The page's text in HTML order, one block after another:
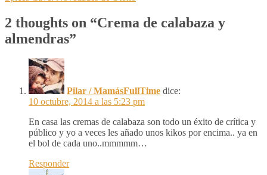
2 thoughts on “Crema de calabaza y
almendras”
Pilar / MamásFullTime dice:
10 octubre, 2014 a las 5:23 pm
En casa las cremas de calabaza son todo un éxito de crítica y
público y yo a veces les añado unos kikos por encima.. ya en
el bol de cada uno..mmmmm…
Responder